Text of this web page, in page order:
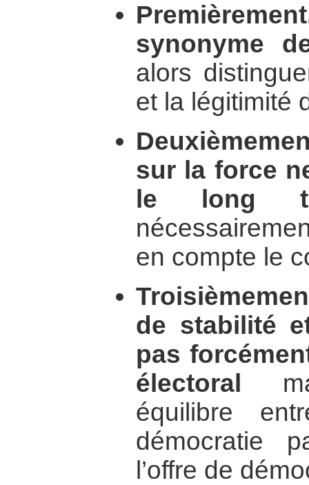
synonyme
alors
et la légitimité
sur la force
le long
en compte le
de stabilité
pas
électoral
équilibre
démocratie
l’offre de